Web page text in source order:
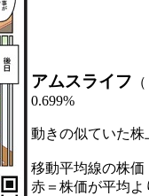
アムスライフ （
0.699%
動きの似ていた
移動平均線の株価
赤＝株価が平均